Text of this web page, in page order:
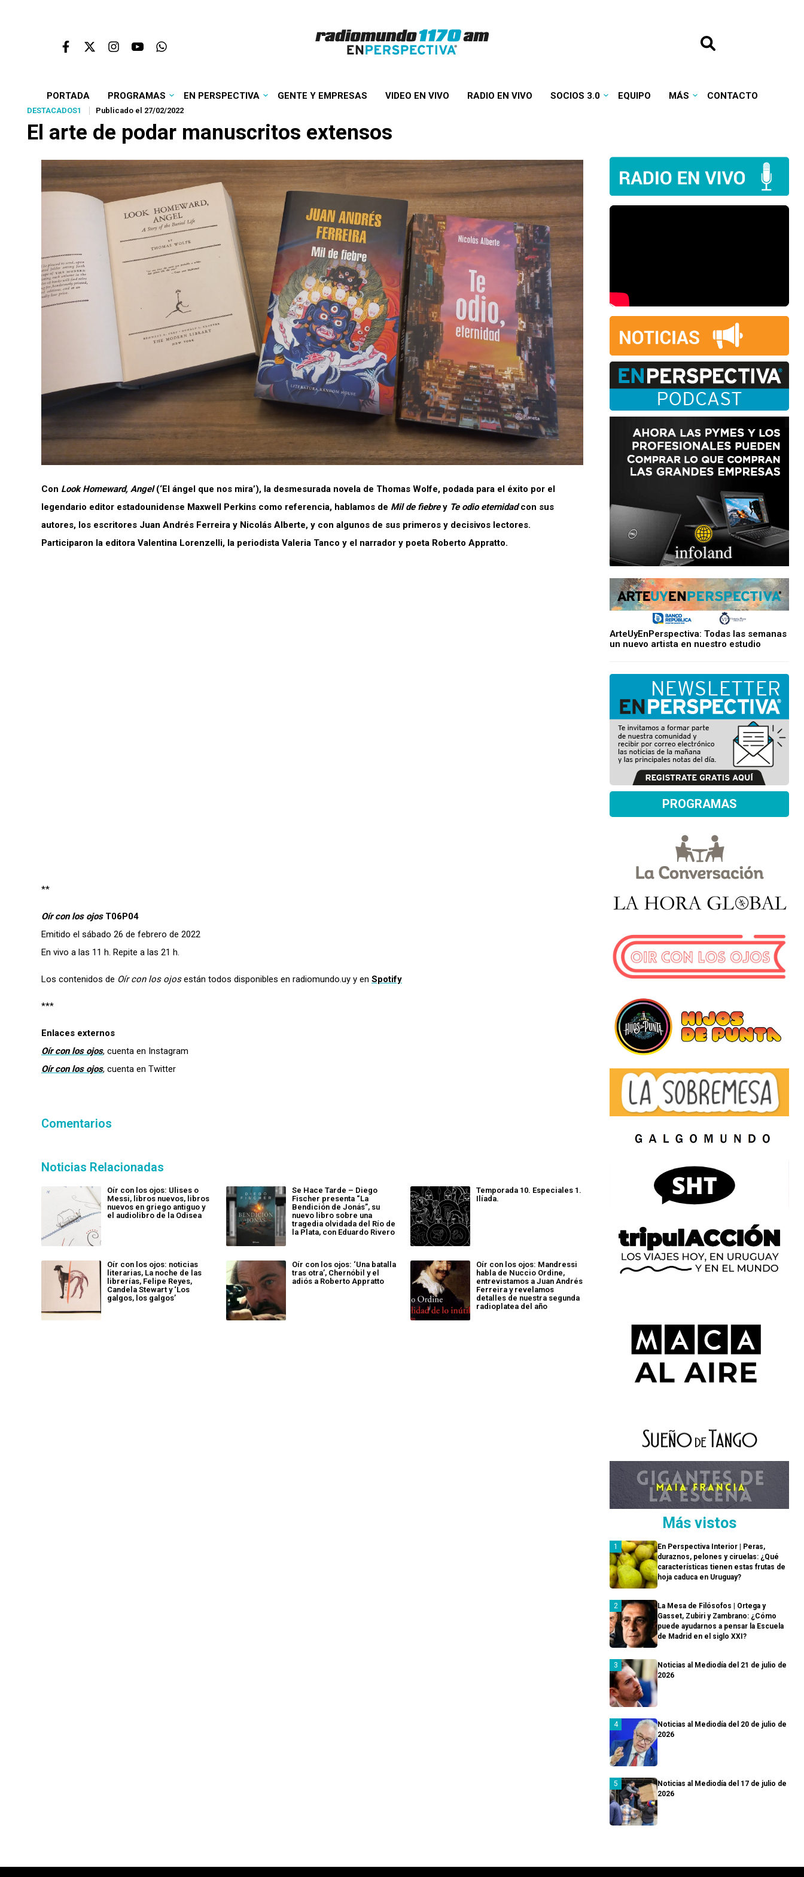
PORTADA PROGRAMAS EN PERSPECTIVA GENTE Y EMPRESAS VIDEO EN VIVO RADIO EN VIVO SOCIOS 3.0 EQUIPO MÁS CONTACTO
DESTACADOS1 Publicado el 27/02/2022
El arte de podar manuscritos extensos
Con Look Homeward, Angel(‘El ángel que nos mira’), la desmesurada novela de Thomas Wolfe, podada para el éxito por el
legendario editor estadounidense Maxwell Perkins como referencia, hablamos de Mil de fiebrey Te odio eternidadcon sus
autores, los escritores Juan Andrés Ferreira y Nicolás Alberte, y con algunos de sus primeros y decisivos lectores.
Participaron la editora Valentina Lorenzelli, la periodista Valeria Tanco y el narrador y poeta Roberto Appratto.
**
Oír con los ojos T06P04
Emitido el sábado 26 de febrero de 2022
En vivo a las 11 h. Repite a las 21 h.
Los contenidos de Oír con los ojosestán todos disponibles en radiomundo.uy y en Spotify
***
Enlaces externos
Oír con los ojos, cuenta en Instagram
Oír con los ojos, cuenta en Twitter
Comentarios
Noticias Relacionadas
Oír con los ojos: Ulises o
Messi, libros nuevos, libros
nuevos en griego antiguo y
el audiolibro de la Odisea
Se Hace Tarde – Diego
Fischer presenta “La
Bendición de Jonás”, su
nuevo libro sobre una
tragedia olvidada del Río de
la Plata, con Eduardo Rivero
Temporada 10. Especiales 1.
Ilíada.
Oír con los ojos: noticias
literarias, La noche de las
librerías, Felipe Reyes,
Candela Stewart y ‘Los
galgos, los galgos’
Oír con los ojos: ‘Una batalla
tras otra’, Chernóbil y el
adiós a Roberto Appratto
Oír con los ojos: Mandressi
habla de Nuccio Ordine,
entrevistamos a Juan Andrés
Ferreira y revelamos
detalles de nuestra segunda
radioplatea del año
ArteUyEnPerspectiva: Todas las semanas
un nuevo artista en nuestro estudio
PROGRAMAS
Más vistos
En Perspectiva Interior | Peras,
duraznos, pelones y ciruelas: ¿Qué
características tienen estas frutas de
hoja caduca en Uruguay?
La Mesa de Filósofos | Ortega y
Gasset, Zubiri y Zambrano: ¿Cómo
puede ayudarnos a pensar la Escuela
de Madrid en el siglo XXI?
Noticias al Mediodía del 21 de julio de
2026
Noticias al Mediodía del 20 de julio de
2026
Noticias al Mediodía del 17 de julio de
2026